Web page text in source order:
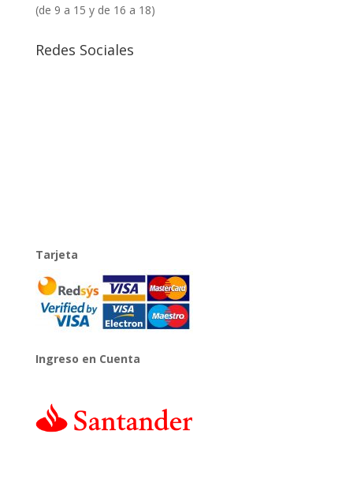
(de 9 a 15 y de 16 a 18)
Redes Sociales
Tarjeta
Ingreso en Cuenta